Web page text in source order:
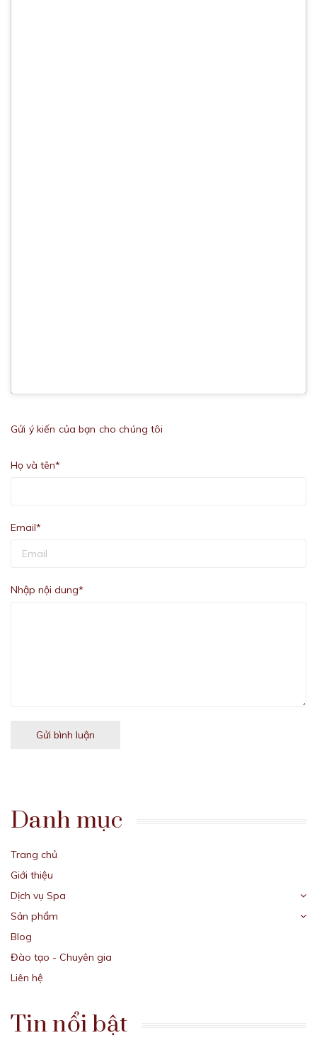
Gửi ý kiến của bạn cho chúng tôi
Họ và tên*
Email*
Nhập nội dung*
Gửi bình luận
Danh mục
Trang chủ
Giới thiệu
Dịch vụ Spa
Sản phẩm
Blog
Đào tạo - Chuyên gia
Liên hệ
Tin nổi bật